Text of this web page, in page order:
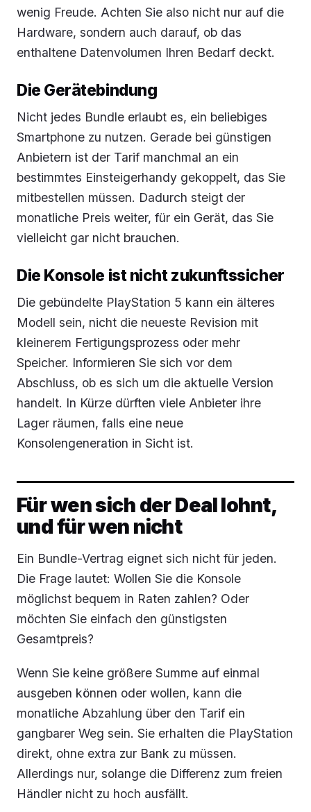
wenig Freude. Achten Sie also nicht nur auf die
Hardware, sondern auch darauf, ob das
enthaltene Datenvolumen Ihren Bedarf deckt.
Die Gerätebindung
Nicht jedes Bundle erlaubt es, ein beliebiges
Smartphone zu nutzen. Gerade bei günstigen
Anbietern ist der Tarif manchmal an ein
bestimmtes Einsteigerhandy gekoppelt, das Sie
mitbestellen müssen. Dadurch steigt der
monatliche Preis weiter, für ein Gerät, das Sie
vielleicht gar nicht brauchen.
Die Konsole ist nicht zukunftssicher
Die gebündelte PlayStation 5 kann ein älteres
Modell sein, nicht die neueste Revision mit
kleinerem Fertigungsprozess oder mehr
Speicher. Informieren Sie sich vor dem
Abschluss, ob es sich um die aktuelle Version
handelt. In Kürze dürften viele Anbieter ihre
Lager räumen, falls eine neue
Konsolengeneration in Sicht ist.
Für wen sich der Deal lohnt,
und für wen nicht
Ein Bundle-Vertrag eignet sich nicht für jeden.
Die Frage lautet: Wollen Sie die Konsole
möglichst bequem in Raten zahlen? Oder
möchten Sie einfach den günstigsten
Gesamtpreis?
Wenn Sie keine größere Summe auf einmal
ausgeben können oder wollen, kann die
monatliche Abzahlung über den Tarif ein
gangbarer Weg sein. Sie erhalten die PlayStation
direkt, ohne extra zur Bank zu müssen.
Allerdings nur, solange die Differenz zum freien
Händler nicht zu hoch ausfällt.